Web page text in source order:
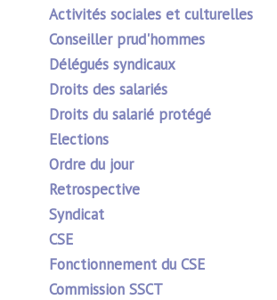
Activités sociales et culturelles
Conseiller prud'hommes
Délégués syndicaux
Droits des salariés
Droits du salarié protégé
Elections
Ordre du jour
Retrospective
Syndicat
CSE
Fonctionnement du CSE
Commission SSCT